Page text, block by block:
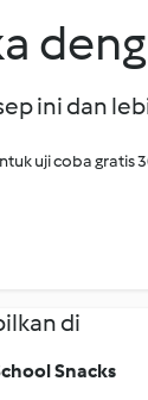
ini dan
uji coba gratis
di
Snacks